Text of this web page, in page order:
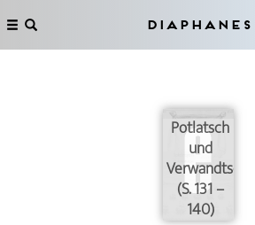
Diaphanes
Potlatsch
und
Verwandtschaft
(S. 131 –
140)